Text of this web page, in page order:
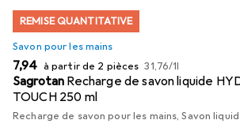
REMISE QUANTITATIVE
Savon pour les mains
EUR
7,94 à partir de 2 pièces EUR
31,76/1l
Sagrotan Recharge de savon liquide
TOUCH 250 ml
Recharge de savon pour les mains, Savon